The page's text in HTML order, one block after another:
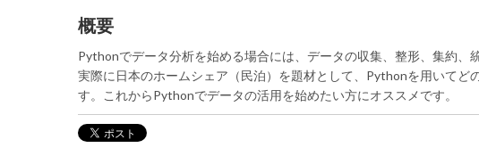
概要
Pythonでデータ分析を始める場合には、データの収集、整形、集約
実際に日本のホームシェア（民泊）を題材として、Pythonを用いてど
す。これからPythonでデータの活用を始めたい方にオススメです。